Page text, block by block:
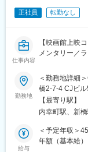
・動画編集・
・投稿用テキ
・ユーザーコ
交流）
・数値分析・
当社は「Well-
ジョンに掲げ
◇国内外での
◇養成コース・
◇クリニック
◇CBDプロダ
正社員 転勤なし
仕事内容
【映画館上映
メンタリー／
■業務内容：
体感型アトラ
「ScreenX」
技術とコンテ
を募集いたし
【詳細】
勤務地
＜勤務地詳細
橋2-7-4 CJビ
屋内全面禁煙
【最寄り駅】
内幸町駅、新
給与
＜予定年収＞
年額（基本給